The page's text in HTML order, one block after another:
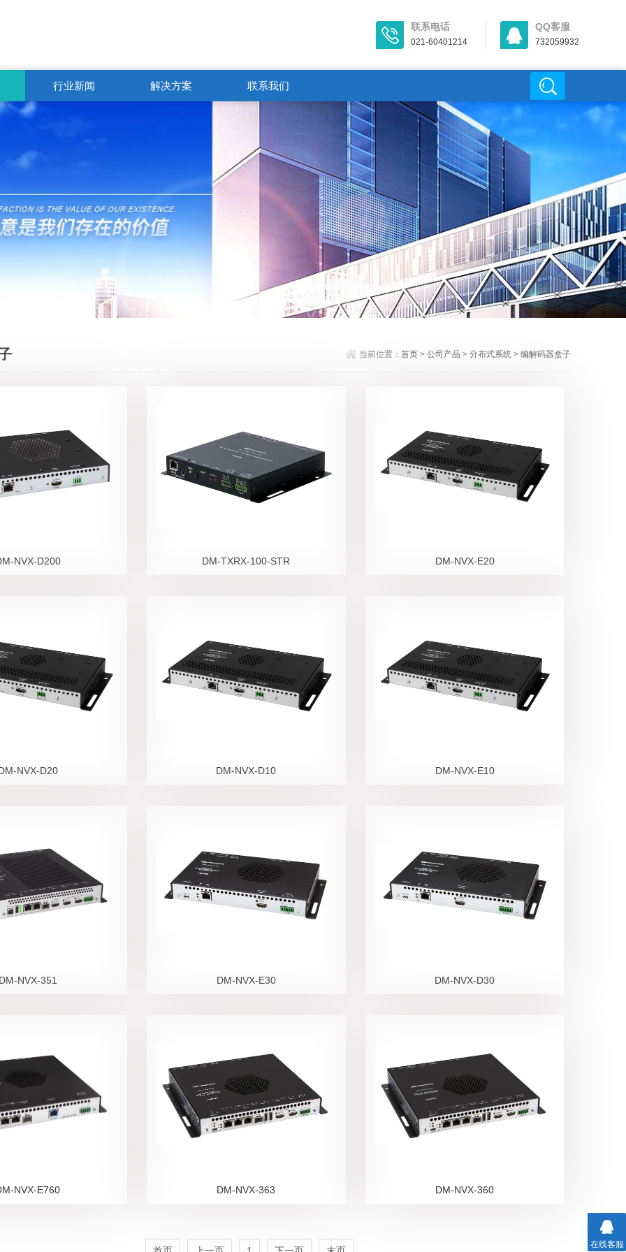
联系电话
021-60401214
QQ客服
732059932
行业新闻 解决方案 联系我们
当前位置： 首页> 公司产品 > 分布式系统> 编解码器盒子
NVX-D200 DM-TXRX-100-STR DM-NVX-E20
NVX-D20 DM-NVX-D10 DM-NVX-E10
NVX-351 DM-NVX-E30 DM-NVX-D30
NVX-E760 DM-NVX-363 DM-NVX-360
在线客服